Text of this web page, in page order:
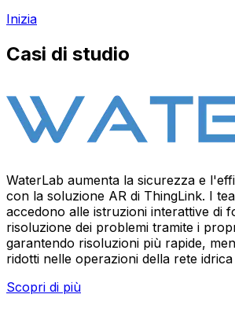
Inizia
Casi di studio
WaterLab aumenta la sicurezza e
con la soluzione AR di ThingLink. I
accedono alle istruzioni interattive di
risoluzione dei problemi tramite i
garantendo risoluzioni più rapide,
ridotti nelle operazioni della rete
Scopri di più